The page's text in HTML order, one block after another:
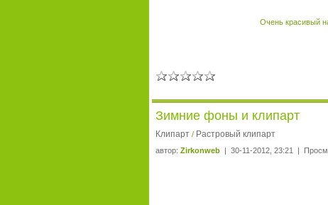
Очень красивый
Зимние фоны и клипарт
Клипарт / Растровый клипарт
автор: Zirkonweb | 30-11-2012, 23:21 |